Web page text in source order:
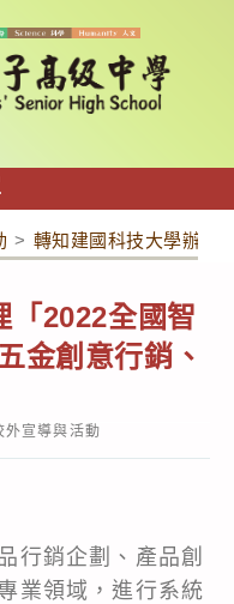
> 轉知建國科技大學辦理
「2022全國智
金創意行銷、
外宣導與活動
行銷企劃、產品創
業領域，進行系統